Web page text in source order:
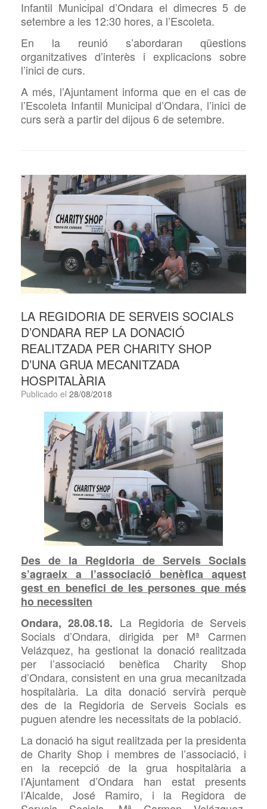
Infantil Municipal d’Ondara el dimecres 5 de
setembre a les 12:30 hores, a l’Escoleta.
En la reunió s’abordaran qüestions
organitzatives d’interès i explicacions sobre
l’inici de curs.
A més, l’Ajuntament informa que en el cas de
l’Escoleta Infantil Municipal d’Ondara, l’inici de
curs serà a partir del dijous 6 de setembre.
LA REGIDORIA DE SERVEIS SOCIALS
D’ONDARA REP LA DONACIÓ
REALITZADA PER CHARITY SHOP
D’UNA GRUA MECANITZADA
HOSPITALÀRIA
Publicado el 28/08/2018
Des de la Regidoria de Serveis Socials
s’agraeix a l’associació benèfica aquest
gest en benefici de les persones que més
ho necessiten
Ondara, 28.08.18. La Regidoria de Serveis
Socials d’Ondara, dirigida per Mª Carmen
Velázquez, ha gestionat la donació realitzada
per l’associació benèfica Charity Shop
d’Ondara, consistent en una grua mecanitzada
hospitalària. La dita donació servirà perquè
des de la Regidoria de Serveis Socials es
puguen atendre les necessitats de la població.
La donació ha sigut realitzada per la presidenta
de Charity Shop i membres de l’associació, i
en la recepció de la grua hospitalària a
l’Ajuntament d’Ondara han estat presents
l’Alcalde, José Ramiro, i la Regidora de